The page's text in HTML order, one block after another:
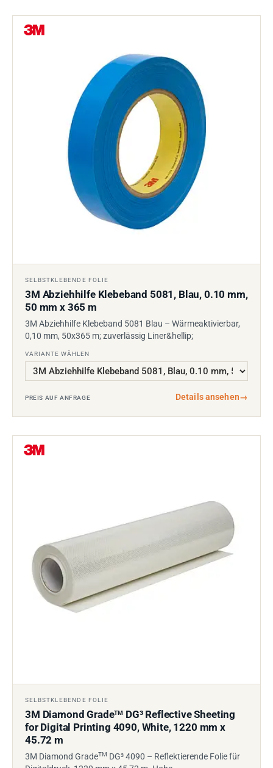
SELBSTKLEBENDE FOLIE
3M Abziehhilfe Klebeband 5081, Blau, 0.10 mm,
50 mm x 365 m
3M Abziehhilfe Klebeband 5081 Blau – Wärmeaktivierbar,
0,10 mm, 50x365 m; zuverlässig Liner&hellip;
VARIANTE WÄHLEN
PREIS AUF ANFRAGE Details ansehen→
SELBSTKLEBENDE FOLIE
3M Diamond GradeTM DG³ Reflective Sheeting
for Digital Printing 4090, White, 1220 mm x
45.72 m
3M Diamond GradeTM DG³ 4090 – Reflektierende Folie für